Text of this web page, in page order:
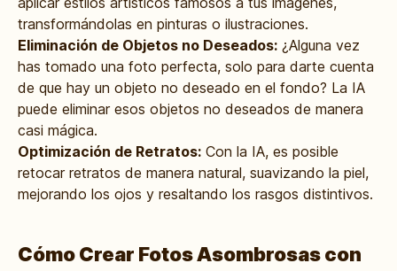
transformándolas en pinturas o ilustraciones.
Eliminación de Objetos no Deseados: ¿Alguna vez
has tomado una foto perfecta, solo para darte cuenta
de que hay un objeto no deseado en el fondo? La IA
puede eliminar esos objetos no deseados de manera
casi mágica.
Optimización de Retratos: Con la IA, es posible
retocar retratos de manera natural, suavizando la piel,
mejorando los ojos y resaltando los rasgos distintivos.
Cómo Crear Fotos Asombrosas con